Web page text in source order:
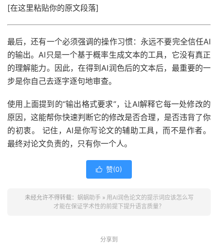
[在这里粘贴你的原文段落]
最后，还有一个必须强调的操作习惯：永远不要完全信任AI
的输出。AI只是一个基于概率生成文本的工具，它没有真正
的理解能力。因此，在得到AI润色后的文本后，最重要的一
步是你自己去逐字逐句地审查。
使用上面提到的“输出格式要求”，让AI解释它每一处修改的
原因，这能帮你快速判断它的修改是否合理，是否违背了你
的初衷。 记住，AI是你写论文的辅助工具，而不是作者。
最终对论文负责的，只有你一个人。
 赞(0)
未经允许不得转载： 蜗蜗助手» 用AI润色论文的提示词应该怎么写
才能在保证学术性的前提下提升语言质量？
分享到